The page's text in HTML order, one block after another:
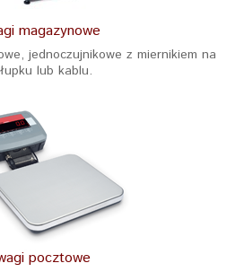
magazynowe
jednoczujnikowe z miernikiem na
lub kablu.
pocztowe